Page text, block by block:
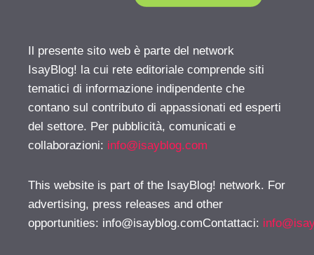
Il presente sito web è parte del network
IsayBlog! la cui rete editoriale comprende siti
tematici di informazione indipendente che
contano sul contributo di appassionati ed esperti
del settore. Per pubblicità, comunicati e
collaborazioni: info@isayblog.com
This website is part of the IsayBlog! network. For
advertising, press releases and other
opportunities: info@isayblog.comContattaci: